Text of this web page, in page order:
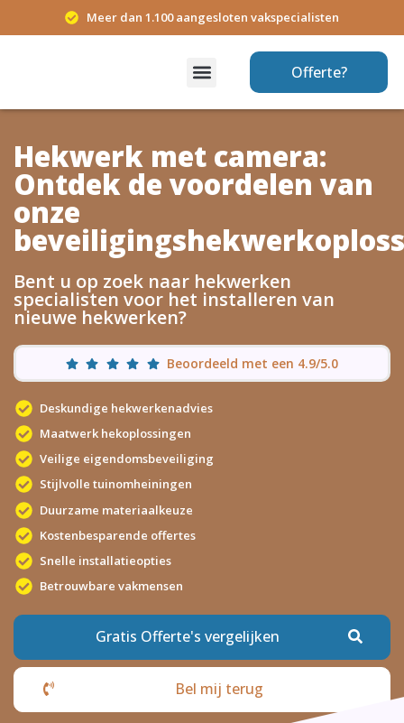
Meer dan 1.100 aangesloten vakspecialisten
Offerte?
Hekwerk met camera:
Ontdek de voordelen van
onze
Bent u op zoek naar hekwerken
specialisten voor het installeren van
nieuwe hekwerken?
Beoordeeld met een 4.9/5.0
Deskundige hekwerkenadvies
Maatwerk hekoplossingen
Veilige eigendomsbeveiliging
Stijlvolle tuinomheiningen
Duurzame materiaalkeuze
Kostenbesparende offertes
Snelle installatieopties
Betrouwbare vakmensen
Gratis Offerte's vergelijken
Bel mij terug